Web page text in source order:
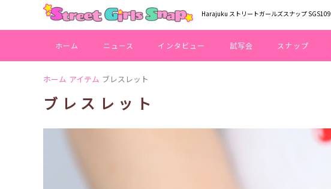
Harajuku ストリートガールズスナップ SGS109
ホーム ニュース インタビュー 試写会 スナップ
ホーム アイテム ブレスレット
ブレスレット